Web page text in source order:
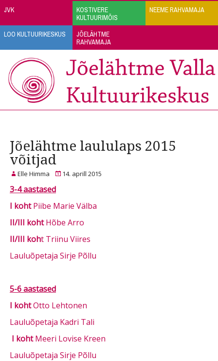
JVK
KOSTIVERE
KULTUURIMÕIS
NEEME RAHVAMAJA
LOO KULTUURIKESKUS
JÕELÄHTME
RAHVAMAJA
Jõelähtme laululaps 2015
võitjad
Elle Himma 14. aprill 2015
3-4 aastased
I kohtPiibe Marie Välba
II/III kohtHõbe Arro
II/III koht Triinu Viires
Lauluõpetaja Sirje Põllu
5-6 aastased
I kohtOtto Lehtonen
Lauluõpetaja Kadri Tali
I kohtMeeri Lovise Kreen
Lauluõpetaja Sirje Põllu